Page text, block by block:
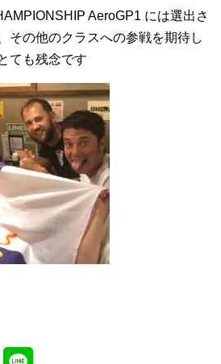
AeroGP1 には選出さ
その他のクラスへの参戦を期待し
ても残念です